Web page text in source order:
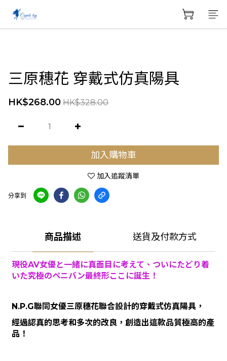
三原穗花 穿戴式仿真陽具
HK$268.00 HK$328.00
加入購物車
加入追蹤清單
分享到
商品描述 送貨及付款方式
現役AV女優と一緒に真面目に考えて、ついにたどり着
いた究極のペニバン最終形ここに誕生！
N.P.G聯同女優三原穗花聯合設計的穿戴式仿真陽具，
經過認真的思考和多次的改良，創造出這款品質極高的產
品！